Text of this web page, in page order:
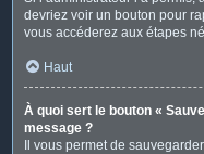
devriez voir un bouton pour
vous accéderez aux étapes
Haut
À quoi sert le bouton «
message ?
Il vous permet de